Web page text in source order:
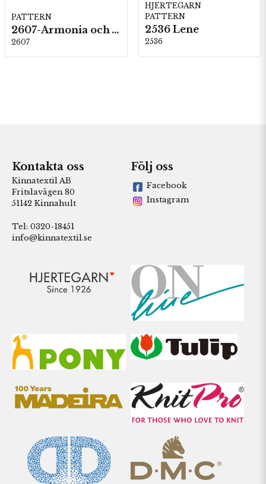
PATTERN
2607-Armonia och Alpaca 400
2607
HJERTEGARN
PATTERN
2536 Lene
2536
Kontakta oss
Kinnatextil AB
Fritslavägen 80
51142 Kinnahult
Tel: 0320-18451
info@kinnatextil.se
Följ oss
Facebook
Instagram